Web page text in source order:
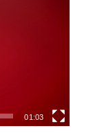
01:03